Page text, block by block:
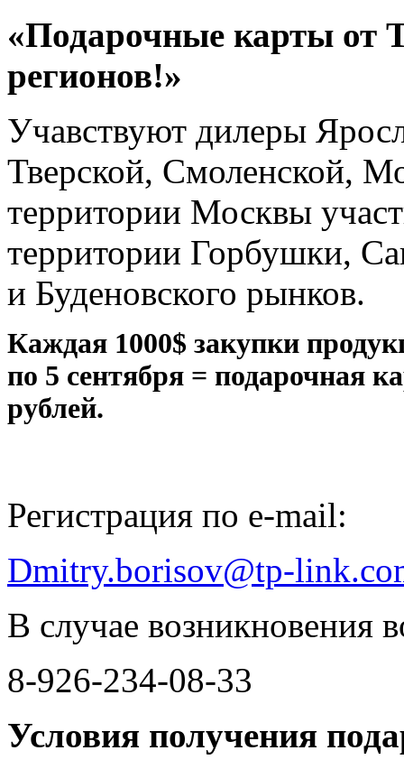
«Подарочные карты от
регионов!»
Учавствуют дилеры
Тверской, Смоленской,
территории Москвы
территории Горбушки,
и Буденовского рынков.
Каждая 1000$ закупки
по 5 сентября = подарочная
рублей.
Регистрация по e-mail:
Dmitry.borisov@tp-
В случае возникновения
8-926-234-08-33
Условия получения